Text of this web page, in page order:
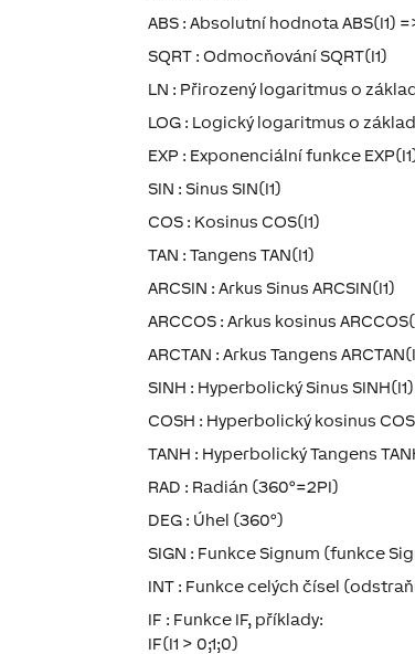
ABS : Absolutní hodnota ABS(I1)
SQRT : Odmocňování SQRT(I1)
LN : Přirozený logaritmus o
LOG : Logický logaritmus o
EXP : Exponenciální funkce
SIN : Sinus SIN(I1)
COS : Kosinus COS(I1)
TAN : Tangens TAN(I1)
ARCSIN : Arkus Sinus ARCSIN(I1)
ARCCOS : Arkus kosinus
ARCTAN : Arkus Tangens
SINH : Hyperbolický Sinus SINH(I1)
COSH : Hyperbolický kosinus
TANH : Hyperbolický Tangens
RAD : Radián (360°=2PI)
DEG : Úhel (360°)
SIGN : Funkce Signum (funkce
INT : Funkce celých čísel
IF : Funkce IF, příklady:
IF(I1 > 0;1;0)